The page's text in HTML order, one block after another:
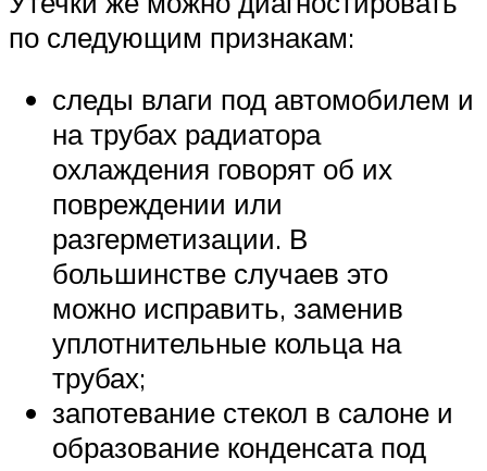
по следующим признакам:
следы влаги под автомобилем и
на трубах радиатора
охлаждения говорят об их
повреждении или
разгерметизации. В
большинстве случаев это
можно исправить, заменив
уплотнительные кольца на
трубах;
запотевание стекол в салоне и
образование конденсата под